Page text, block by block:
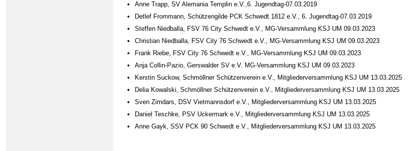
Anne Trapp, SV Alemania Templin e.V.,6. Jugendtag-07.03.2019
Detlef Frommann, Schützengilde PCK Schwedt 1812 e.V., 6. Jugendtag-07.03.2019
Steffen Niedballa, FSV 76 City Schwedt e.V., MG-Versammlung KSJ UM 09.03.2023
Christian Niedballa, FSV City 76 Schwedt e.V., MG-Versammlung KSJ UM 09.03.2023
Frank Riebe, FSV City 76 Schwedt e.V., MG-Versammlung KSJ UM 09.03.2023
Anja Collin-Pazio, Gerswalder SV e.V. MG-Versammlung KSJ UM 09.03.2023
Kerstin Suckow, Schmöllner Schützenverein e.V., Mitgliederversammlung KSJ UM 13.03.2025
Delia Kowalski, Schmöllner Schützenverein e.V., Mitgliederversammlung KSJ UM 13.03.2025
Sven Zimdars, DSV Vietmannsdorf e.V., Mitgliederversammlung KSJ UM 13.03.2025
Daniel Teschke, PSV Uckermark e.V., Mitgliederversammlung KSJ UM 13.03.2025
Anne Gayk, SSV PCK 90 Schwedt e.V., Mitgliederversammlung KSJ UM 13.03.2025